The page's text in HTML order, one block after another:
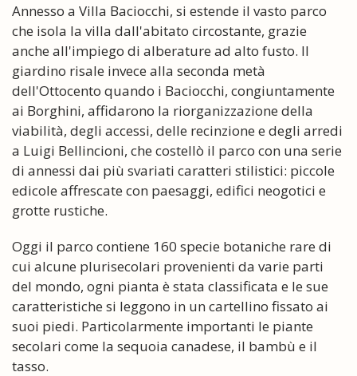
Annesso a Villa Baciocchi, si estende il vasto parco
che isola la villa dall'abitato circostante, grazie
anche all'impiego di alberature ad alto fusto. Il
giardino risale invece alla seconda metà
dell'Ottocento quando i Baciocchi, congiuntamente
ai Borghini, affidarono la riorganizzazione della
viabilità, degli accessi, delle recinzione e degli arredi
a Luigi Bellincioni, che costellò il parco con una serie
di annessi dai più svariati caratteri stilistici: piccole
edicole affrescate con paesaggi, edifici neogotici e
grotte rustiche.
Oggi il parco contiene 160 specie botaniche rare di
cui alcune plurisecolari provenienti da varie parti
del mondo, ogni pianta è stata classificata e le sue
caratteristiche si leggono in un cartellino fissato ai
suoi piedi. Particolarmente importanti le piante
secolari come la sequoia canadese, il bambù e il
tasso.